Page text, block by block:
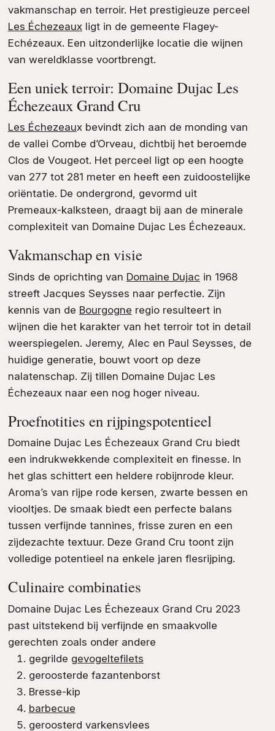
vakmanschap en terroir. Het prestigieuze perceel
Les Échezeauxligt in de gemeente Flagey-
Echézeaux. Een uitzonderlijke locatie die wijnen
van wereldklasse voortbrengt.
Een uniek terroir: Domaine Dujac Les
Échezeaux Grand Cru
Les Échezeaux bevindt zich aan de monding van
de vallei Combe d’Orveau, dichtbij het beroemde
Clos de Vougeot. Het perceel ligt op een hoogte
van 277 tot 281 meter en heeft een zuidoostelijke
oriëntatie. De ondergrond, gevormd uit
Premeaux-kalksteen, draagt bij aan de minerale
complexiteit van Domaine Dujac Les Échezeaux.
Vakmanschap en visie
Sinds de oprichting van Domaine Dujac in 1968
streeft Jacques Seysses naar perfectie. Zijn
kennis van de Bourgogne regio resulteert in
wijnen die het karakter van het terroir tot in detail
weerspiegelen. Jeremy, Alec en Paul Seysses, de
huidige generatie, bouwt voort op deze
nalatenschap. Zij tillen Domaine Dujac Les
Échezeaux naar een nog hoger niveau.
Proefnotities en rijpingspotentieel
Domaine Dujac Les Échezeaux Grand Cru biedt
een indrukwekkende complexiteit en finesse. In
het glas schittert een heldere robijnrode kleur.
Aroma’s van rijpe rode kersen, zwarte bessen en
viooltjes. De smaak biedt een perfecte balans
tussen verfijnde tannines, frisse zuren en een
zijdezachte textuur. Deze Grand Cru toont zijn
volledige potentieel na enkele jaren flesrijping.
Culinaire combinaties
Domaine Dujac Les Échezeaux Grand Cru 2023
past uitstekend bij verfijnde en smaakvolle
gerechten zoals onder andere
gegrilde gevogeltefilets
geroosterde fazantenborst
Bresse-kip
barbecue
geroosterd varkensvlees